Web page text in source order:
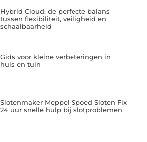
Hybrid Cloud: de perfecte balans
tussen flexibiliteit, veiligheid en
schaalbaarheid
Gids voor kleine verbeteringen in
huis en tuin
Slotenmaker Meppel Spoed Sloten Fix
24 uur snelle hulp bij slotproblemen